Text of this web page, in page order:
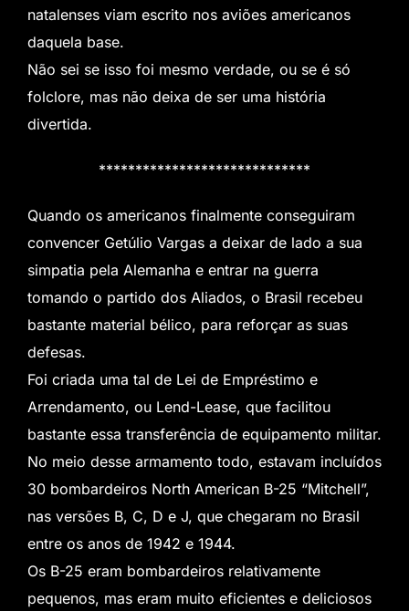
natalenses viam escrito nos aviões americanos
daquela base.
Não sei se isso foi mesmo verdade, ou se é só
folclore, mas não deixa de ser uma história
divertida.
*****************************
Quando os americanos finalmente conseguiram
convencer Getúlio Vargas a deixar de lado a sua
simpatia pela Alemanha e entrar na guerra
tomando o partido dos Aliados, o Brasil recebeu
bastante material bélico, para reforçar as suas
defesas.
Foi criada uma tal de Lei de Empréstimo e
Arrendamento, ou Lend-Lease, que facilitou
bastante essa transferência de equipamento militar.
No meio desse armamento todo, estavam incluídos
30 bombardeiros North American B-25 “Mitchell”,
nas versões B, C, D e J, que chegaram no Brasil
entre os anos de 1942 e 1944.
Os B-25 eram bombardeiros relativamente
pequenos, mas eram muito eficientes e deliciosos